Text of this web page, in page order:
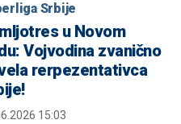
Srbije
u Novom
Vojvodina zvanično
rerpezentativca
15:03